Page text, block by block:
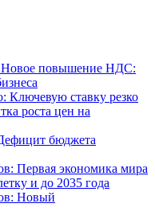
Новое повышение НДС:
Ключевую ставку резко
роста цен на
бюджета
Первая экономика мира
и до 2035 года
Новый